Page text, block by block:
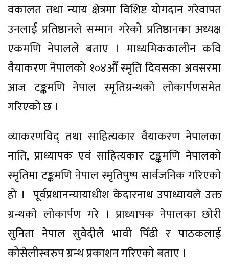
वकालत तथा न्याय क्षेत्रमा विशिष्ट योगदान गरेवापत
उनलाई प्रतिष्ठानले सम्मान गरेको प्रतिष्ठानका अध्यक्ष
एकमणि नेपालले बताए । माध्यमिककालीन कवि
वैयाकरण नेपालको १०४औँ स्मृति दिवसका अवसरमा
आज टङ्कमणि नेपाल स्मृतिग्रन्थको लोकार्पणसमेत
गरिएको छ ।
व्याकरणविद् तथा साहित्यकार वैयाकरण नेपालका
नाति, प्राध्यापक एवं साहित्यकार टङ्कमणि नेपालको
स्मृतिमा टङ्कमणि नेपाल स्मृतिपुष्प सार्वजनिक गरिएको
हो । पूर्वप्रधानन्यायाधीश केदारनाथ उपाध्यायले उक्त
ग्रन्थको लोकार्पण गरे । प्राध्यापक नेपालका छोरी
सुनिता नेपाल सुवेदीले भावी पिँढी र पाठकलाई
कोसेलीस्वरुप ग्रन्थ प्रकाशन गरिएको बताए ।